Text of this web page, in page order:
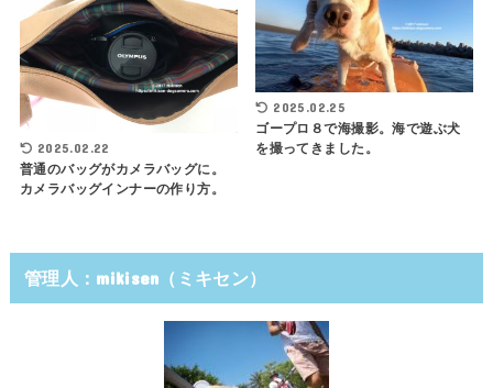
2025.02.22
普通のバッグがカメラバッグに。
カメラバッグインナーの作り方。
2025.02.25
ゴープロ８で海撮影。海で遊ぶ犬
を撮ってきました。
管理人：mikisen（ミキセン）